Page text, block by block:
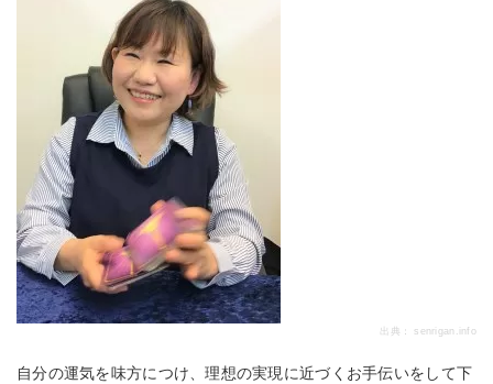
出典： senrigan.info
自分の運気を味方につけ、理想の実現に近づくお手伝いをして下